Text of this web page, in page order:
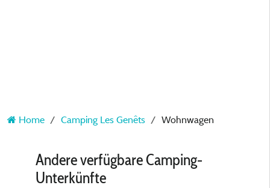
Home Camping Les Genêts Wohnwagen
Andere verfügbare Camping-
Unterkünfte